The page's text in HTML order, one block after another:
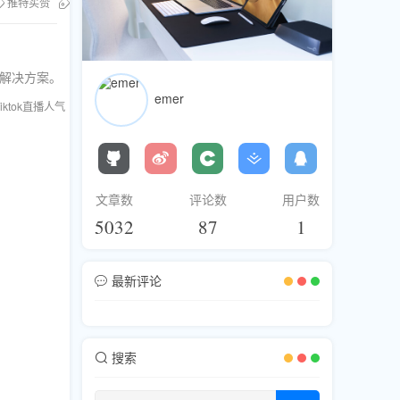
决方案。
直播人气 刷直播观众 社交媒体代刷
emer
文章数
5032
评论数
87
用户数
1
最新评论
搜索